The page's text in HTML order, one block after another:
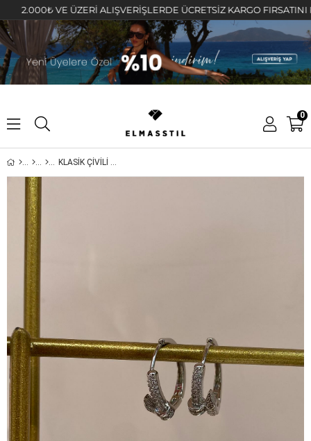
VE ÜZERİ ALIŞVERİŞLERDE ÜCRETSİZ KARGO FIRSATINI
0
KLASİK ÇİVİLİ TAŞLI HALKA KÜPE